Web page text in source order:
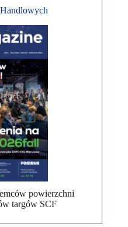
powierzchni
targów SCF